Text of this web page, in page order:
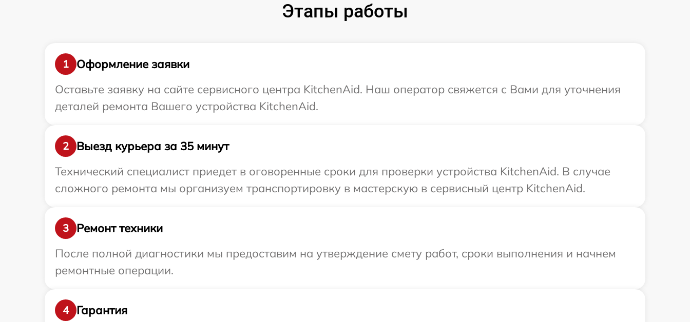
Этапы работы
1
Оформление заявки
Оставьте заявку на сайте сервисного центра KitchenAid. Наш оператор свяжется с Вами для уточнения
деталей ремонта Вашего устройства KitchenAid.
2
Выезд курьера за 35 минут
Технический специалист приедет в оговоренные сроки для проверки устройства KitchenAid. В случае
сложного ремонта мы организуем транспортировку в мастерскую в сервисный центр KitchenAid.
3
Ремонт техники
После полной диагностики мы предоставим на утверждение смету работ, сроки выполнения и начнем
ремонтные операции.
4
Гарантия